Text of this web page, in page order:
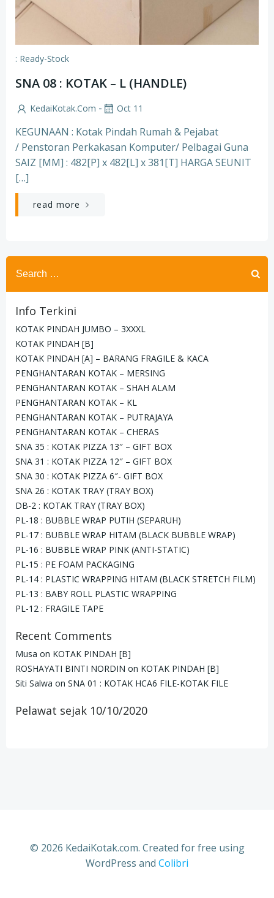
: Ready-Stock
SNA 08 : KOTAK – L (HANDLE)
KedaiKotak.com - Oct 11
KEGUNAAN : Kotak Pindah Rumah & Pejabat
/ Penstoran Perkakasan Komputer/ Pelbagai Guna
SAIZ [MM] : 482[P] x 482[L] x 381[T] HARGA SEUNIT
[…]
read more
Search
for:
Info Terkini
KOTAK PINDAH JUMBO – 3XXXL
KOTAK PINDAH [B]
KOTAK PINDAH [A] – BARANG FRAGILE & KACA
PENGHANTARAN KOTAK – MERSING
PENGHANTARAN KOTAK – SHAH ALAM
PENGHANTARAN KOTAK – KL
PENGHANTARAN KOTAK – PUTRAJAYA
PENGHANTARAN KOTAK – CHERAS
SNA 35 : KOTAK PIZZA 13″ – GIFT BOX
SNA 31 : KOTAK PIZZA 12″ – GIFT BOX
SNA 30 : KOTAK PIZZA 6″- GIFT BOX
SNA 26 : KOTAK TRAY (TRAY BOX)
DB-2 : KOTAK TRAY (TRAY BOX)
PL-18 : BUBBLE WRAP PUTIH (SEPARUH)
PL-17 : BUBBLE WRAP HITAM (BLACK BUBBLE WRAP)
PL-16 : BUBBLE WRAP PINK (ANTI-STATIC)
PL-15 : PE FOAM PACKAGING
PL-14 : PLASTIC WRAPPING HITAM (BLACK STRETCH FILM)
PL-13 : BABY ROLL PLASTIC WRAPPING
PL-12 : FRAGILE TAPE
Recent Comments
Musa on KOTAK PINDAH [B]
ROSHAYATI BINTI NORDIN on KOTAK PINDAH [B]
Siti Salwa on SNA 01 : KOTAK HCA6 FILE-KOTAK FILE
Pelawat sejak 10/10/2020
© 2026 KedaiKotak.com. Created for free using
WordPress and Colibri